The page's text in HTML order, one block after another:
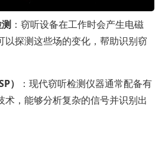
：窃听设备在工作时会产生电磁
以探测这些场的变化，帮助识别窃
）
：现代窃听检测仪器通常配备有
术，能够分析复杂的信号并识别出